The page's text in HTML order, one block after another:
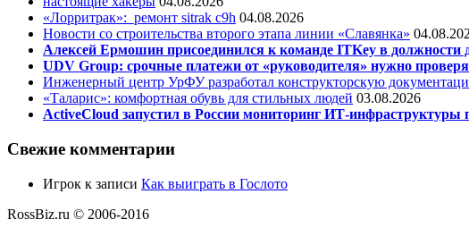
«Лорритрак»: ремонт sitrak c9h 04.08.2026
Новости со строительства второго этапа линии «Славянка»
Алексей Ермошин присоединился к команде ITKey в должности
UDV Group: срочные платежи от «руководителя» нужно
Инженерный центр УрФУ разработал конструкторскую
«Таларис»: комфортная обувь для стильных людей 03.08.2026
ActiveCloud запустил в России мониторинг ИТ-инфраструктуры
Свежие комментарии
Игрок к записи Как выиграть в Гослото
RossBiz.ru © 2006-2016